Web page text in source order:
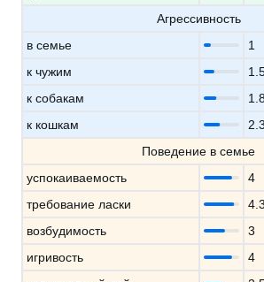
Агрессивность
в семье
1
к чужим
к собакам
1.8
к кошкам
2.3
Поведение в семье
успокаиваемость
4
требование ласки
4.3
возбудимость
3
игривость
4